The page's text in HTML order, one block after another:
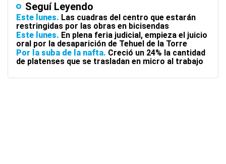
Seguí Leyendo
Este lunes Las cuadras del centro que estarán
restringidas por las obras en bicisendas
Este lunes En plena feria judicial, empieza el juicio
oral por la desaparición de Tehuel de la Torre
Por la suba de la nafta Creció un 24% la cantidad
de platenses que se trasladan en micro al trabajo